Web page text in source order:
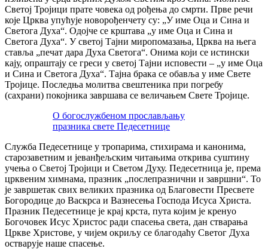
Светој Тројици прате човека од рођења до смрти. Прве речи
које Црква упућује новорођенчету су: „У име Оца и Сина и
Светога Духа“. Одојче се крштава „у име Оца и Сина и
Светога Духа“. У светој Тајни миропомазања, Црква на њега
ставља „печат дара Духа Светога“. Онима који се истински
кају, опраштају се греси у светој Тајни исповести – „у име Оца
и Сина и Светога Духа“. Тајна брака се обавља у име Свете
Тројице. Последња молитва свештеника при погребу
(сахрани) покојника завршава се величањем Свете Тројице.
О богослужбеном прослављању
празника свете Педесетнице
Служба Педесетнице у тропарима, стихирама и канонима,
старозаветним и јеванђељским читањима открива суштину
учења о Светој Тројици и Светом Духу. Педесетница је, према
црквеним химнама, празник „послепразнични и завршни“. То
је завршетак свих великих празника од Благовести Пресвете
Богородице до Васкрса и Вазнесења Господа Исуса Христа.
Празник Педесетнице је крај крста, пута којим је кренуо
Богочовек Исус Христос ради спасења света, дан стварања
Цркве Христове, у чијем окриљу се благодаћу Светог Духа
остварује наше спасење.